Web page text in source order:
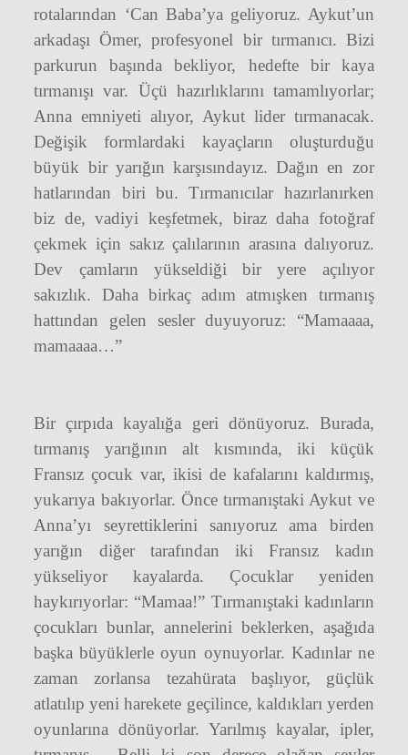
rotalarından ‘Can Baba’ya geliyoruz. Aykut’un
arkadaşı Ömer, profesyonel bir tırmanıcı. Bizi
parkurun başında bekliyor, hedefte bir kaya
tırmanışı var. Üçü hazırlıklarını tamamlıyorlar;
Anna emniyeti alıyor, Aykut lider tırmanacak.
Değişik formlardaki kayaçların oluşturduğu
büyük bir yarığın karşısındayız. Dağın en zor
hatlarından biri bu. Tırmanıcılar hazırlanırken
biz de, vadiyi keşfetmek, biraz daha fotoğraf
çekmek için sakız çalılarının arasına dalıyoruz.
Dev çamların yükseldiği bir yere açılıyor
sakızlık. Daha birkaç adım atmışken tırmanış
hattından gelen sesler duyuyoruz: “Mamaaaa,
mamaaaa…”
Bir çırpıda kayalığa geri dönüyoruz. Burada,
tırmanış yarığının alt kısmında, iki küçük
Fransız çocuk var, ikisi de kafalarını kaldırmış,
yukarıya bakıyorlar. Önce tırmanıştaki Aykut ve
Anna’yı seyrettiklerini sanıyoruz ama birden
yarığın diğer tarafından iki Fransız kadın
yükseliyor kayalarda. Çocuklar yeniden
haykırıyorlar: “Mamaa!” Tırmanıştaki kadınların
çocukları bunlar, annelerini beklerken, aşağıda
başka büyüklerle oyun oynuyorlar. Kadınlar ne
zaman zorlansa tezahürata başlıyor, güçlük
atlatılıp yeni harekete geçilince, kaldıkları yerden
oyunlarına dönüyorlar. Yarılmış kayalar, ipler,